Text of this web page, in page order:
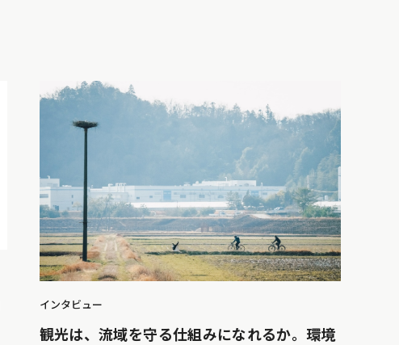
インタビュー
観光は、流域を守る仕組みになれるか。環境